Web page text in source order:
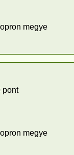
megye
pont
megye